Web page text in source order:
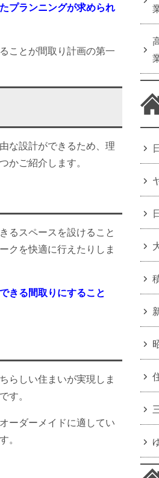
プランニングが求められ
ことが間取り計画の第一
な設計ができるため、理
かご紹介します。
るスペースを設けること
クを快適に行えたりしま
きる間取りにすること
らしい住まいが実現しま
す。
ーダーメイドに適してい
。